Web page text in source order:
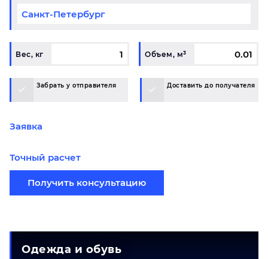
Вес, кг Объем, м³
Забрать у отправителя Доставить до получателя
Заявка
Точный расчет
Получить консультацию
Одежда и обувь